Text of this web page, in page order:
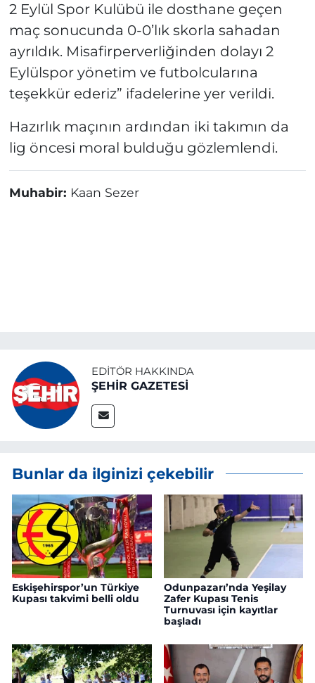
2 Eylül Spor Kulübü ile dosthane geçen
maç sonucunda 0-0’lık skorla sahadan
ayrıldık. Misafirperverliğinden dolayı 2
Eylülspor yönetim ve futbolcularına
teşekkür ederiz” ifadelerine yer verildi.
Hazırlık maçının ardından iki takımın da
lig öncesi moral bulduğu gözlemlendi.
Muhabir: Kaan Sezer
EDITÖR HAKKINDA
ŞEHİR GAZETESİ
Bunlar da ilginizi çekebilir
Eskişehirspor’un Türkiye
Kupası takvimi belli oldu
Odunpazarı’nda Yeşilay
Zafer Kupası Tenis
Turnuvası için kayıtlar
başladı